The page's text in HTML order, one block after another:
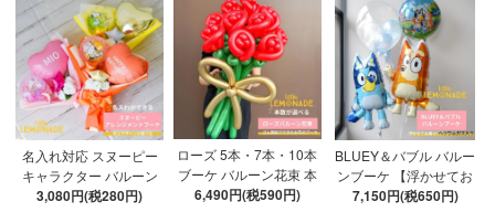
名入れ対応 スヌーピー
キャラクター バルーン
ブーケ 選べる7種 【膨ら
3,080円(税280円)
ローズ 5本・7本・10本
ブーケ バルーン花束 本
数が選べる 【膨らませ
6,490円(税590円)
BLUEY＆バブル バルー
ンブーケ 【浮かせてお
届け】 ヘリウムガス入
7,150円(税650円)